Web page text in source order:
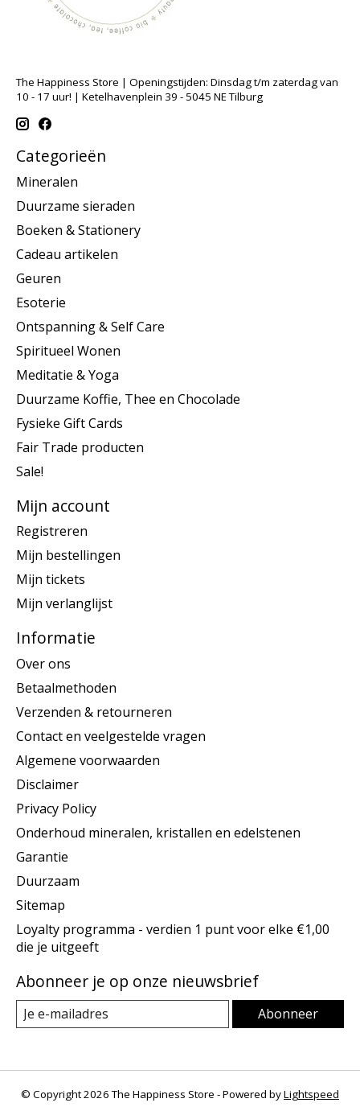
The Happiness Store | Openingstijden: Dinsdag t/m zaterdag van
10 - 17 uur! | Ketelhavenplein 39 - 5045 NE Tilburg
Categorieën
Mineralen
Duurzame sieraden
Boeken & Stationery
Cadeau artikelen
Geuren
Esoterie
Ontspanning & Self Care
Spiritueel Wonen
Meditatie & Yoga
Duurzame Koffie, Thee en Chocolade
Fysieke Gift Cards
Fair Trade producten
Sale!
Mijn account
Registreren
Mijn bestellingen
Mijn tickets
Mijn verlanglijst
Informatie
Over ons
Betaalmethoden
Verzenden & retourneren
Contact en veelgestelde vragen
Algemene voorwaarden
Disclaimer
Privacy Policy
Onderhoud mineralen, kristallen en edelstenen
Garantie
Duurzaam
Sitemap
Loyalty programma - verdien 1 punt voor elke €1,00
die je uitgeeft
Abonneer je op onze nieuwsbrief
Abonneer
© Copyright 2026 The Happiness Store - Powered byLightspeed